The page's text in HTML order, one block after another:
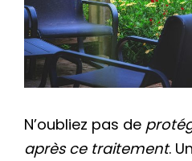
N’oubliez pas de
après ce traitement.